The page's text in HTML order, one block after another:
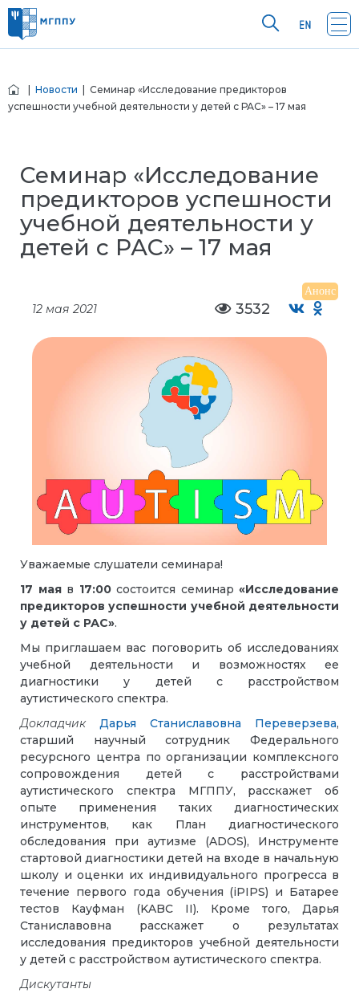
Новости | Семинар «Исследование предикторов
успешности учебной деятельности у детей с РАС» – 17 мая
Семинар «Исследование
предикторов успешности
учебной деятельности у
детей с РАС» – 17 мая
Анонс
12 мая 2021 3532
Уважаемые слушатели семинара!
17 мая в 17:00состоится семинар «Исследование
предикторов успешности учебной деятельности
у детей с РАС».
Мы приглашаем вас поговорить об исследованиях
учебной деятельности и возможностях ее
диагностики у детей с расстройством
аутистического спектра.
Докладчик
Дарья Станиславовна Переверзева,
старший научный сотрудник Федерального
ресурсного центра по организации комплексного
сопровождения детей с расстройствами
аутистического спектра МГППУ, расскажет об
опыте применения таких диагностических
инструментов, как План диагностического
обследования при аутизме (ADOS), Инструменте
стартовой диагностики детей на входе в начальную
школу и оценки их индивидуального прогресса в
течение первого года обучения (iPIPS) и Батарее
тестов Кауфман (KABC II). Кроме того, Дарья
Станиславовна расскажет о результатах
исследования предикторов учебной деятельности
у детей с расстройством аутистического спектра.
Дискутанты